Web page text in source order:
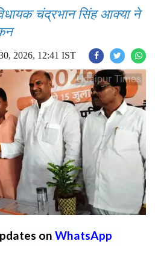
चंद्रभान सिंह आक्या ने
2026, 12:41 IST
on WhatsApp